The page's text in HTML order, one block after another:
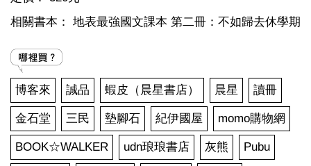
相關書本： 地表最強國文課本 第二冊：不如歸去休學期
博客來 誠品 蝦皮（晨星書店） 晨星 讀冊
金石堂 三民 墊腳石 紀伊國屋 momo購物網
BOOK☆WALKER udn琅琅書店 灰熊 Pubu